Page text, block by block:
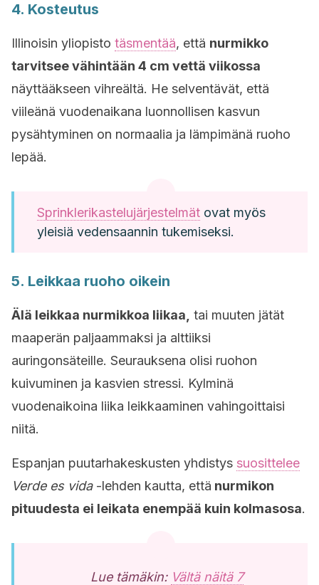
4. Kosteutus
Illinoisin yliopisto täsmentää, että nurmikko
tarvitsee vähintään 4 cm vettä viikossa
näyttääkseen vihreältä. He selventävät, että
viileänä vuodenaikana luonnollisen kasvun
pysähtyminen on normaalia ja lämpimänä ruoho
lepää.
Sprinklerikastelujärjestelmät ovat myös
yleisiä vedensaannin tukemiseksi.
5. Leikkaa ruoho oikein
Älä leikkaa nurmikkoa liikaa, tai muuten jätät
maaperän paljaammaksi ja alttiiksi
auringonsäteille. Seurauksena olisi ruohon
kuivuminen ja kasvien stressi. Kylminä
vuodenaikoina liika leikkaaminen vahingoittaisi
niitä.
Espanjan puutarhakeskusten yhdistys suosittelee
Verde es vida-lehden kautta, että nurmikon
pituudesta ei leikata enempää kuin kolmasosa.
Lue tämäkin: Vältä näitä 7